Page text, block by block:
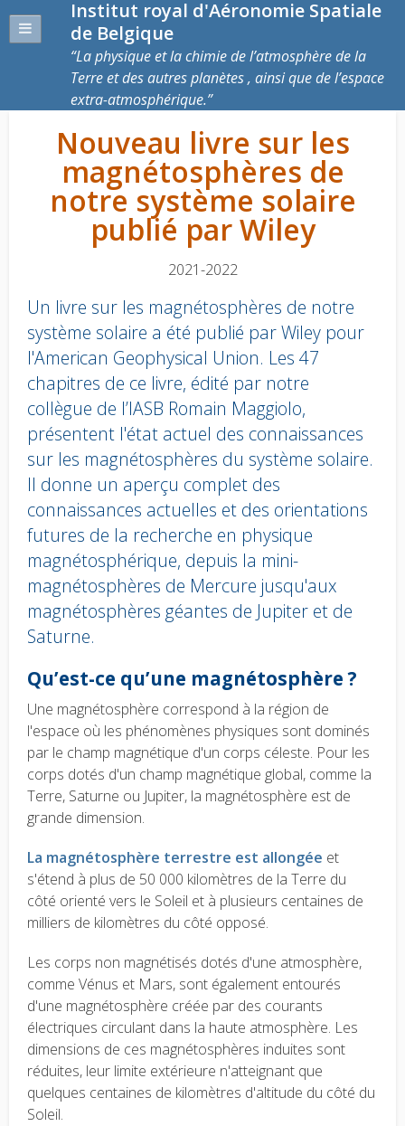
Institut royal d'Aéronomie Spatiale
de Belgique
La physique et la chimie de l’atmosphère de la
Terre et des autres planètes , ainsi que de l’espace
extra-atmosphérique.
Nouveau livre sur les
magnétosphères de
notre système solaire
publié par Wiley
2021-2022
Un livre sur les magnétosphères de notre
système solaire a été publié par Wiley pour
l'American Geophysical Union. Les 47
chapitres de ce livre, édité par notre
collègue de l’IASB Romain Maggiolo,
présentent l'état actuel des connaissances
sur les magnétosphères du système solaire.
Il donne un aperçu complet des
connaissances actuelles et des orientations
futures de la recherche en physique
magnétosphérique, depuis la mini-
magnétosphères de Mercure jusqu'aux
magnétosphères géantes de Jupiter et de
Saturne.
Body
text
Qu’est-ce qu’une magnétosphère ?
Une magnétosphère correspond à la région de
l'espace où les phénomènes physiques sont dominés
par le champ magnétique d'un corps céleste. Pour les
corps dotés d'un champ magnétique global, comme la
Terre, Saturne ou Jupiter, la magnétosphère est de
grande dimension.
La magnétosphère terrestre est allongée et
s'étend à plus de 50 000 kilomètres de la Terre du
côté orienté vers le Soleil et à plusieurs centaines de
milliers de kilomètres du côté opposé.
Les corps non magnétisés dotés d'une atmosphère,
comme Vénus et Mars, sont également entourés
d'une magnétosphère créée par des courants
électriques circulant dans la haute atmosphère. Les
dimensions de ces magnétosphères induites sont
réduites, leur limite extérieure n'atteignant que
quelques centaines de kilomètres d'altitude du côté du
Soleil.